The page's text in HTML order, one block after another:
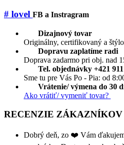
# lovel FB a Instragram
Dizajnový tovar
Originálny, certifikovaný a
Dopravu zaplatíme radi
Doprava zadarmo pri obj. nad
Tel. objednávky +421
Sme tu pre Vás Po - Pia: od
Vrátenie/ výmena do 30
Ako vrátiť/ vymeniť tovar?
RECENZIE ZÁKAZNÍKOV
Dobrý deň, zo ❤️ Vám